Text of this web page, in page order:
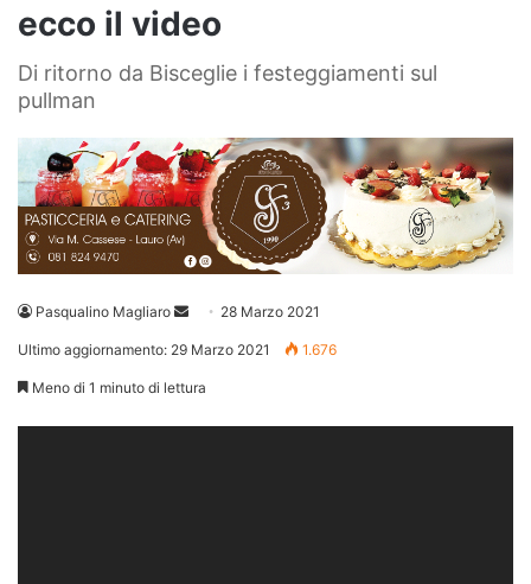
ecco il video
Di ritorno da Bisceglie i festeggiamenti sul
pullman
Pasqualino Magliaro
Invia 28 Marzo 2021
Ultimo aggiornamento: 29 Marzo 2021 1.676
Meno di 1 minuto di lettura
Video